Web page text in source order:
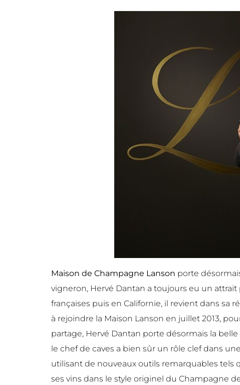
Maison de Champagne Lanson porte
vigneron, Hervé Dantan a toujours eu un
françaises puis en Californie, il revient dans sa
à rejoindre la Maison Lanson en juillet 2013,
partage, Hervé Dantan porte désormais la
le chef de caves a bien sûr un rôle clef dans
utilisant de nouveaux outils remarquables tels
ses vins dans le style originel du Champagne